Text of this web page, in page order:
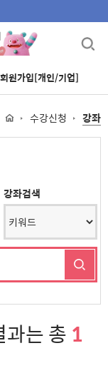
회원가입[개인/기업]
수강신청 강좌
강좌검색
과는 총 1